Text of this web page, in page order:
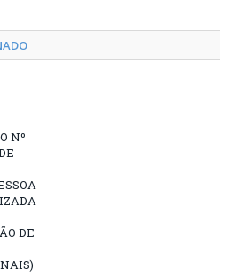
Nº
DE